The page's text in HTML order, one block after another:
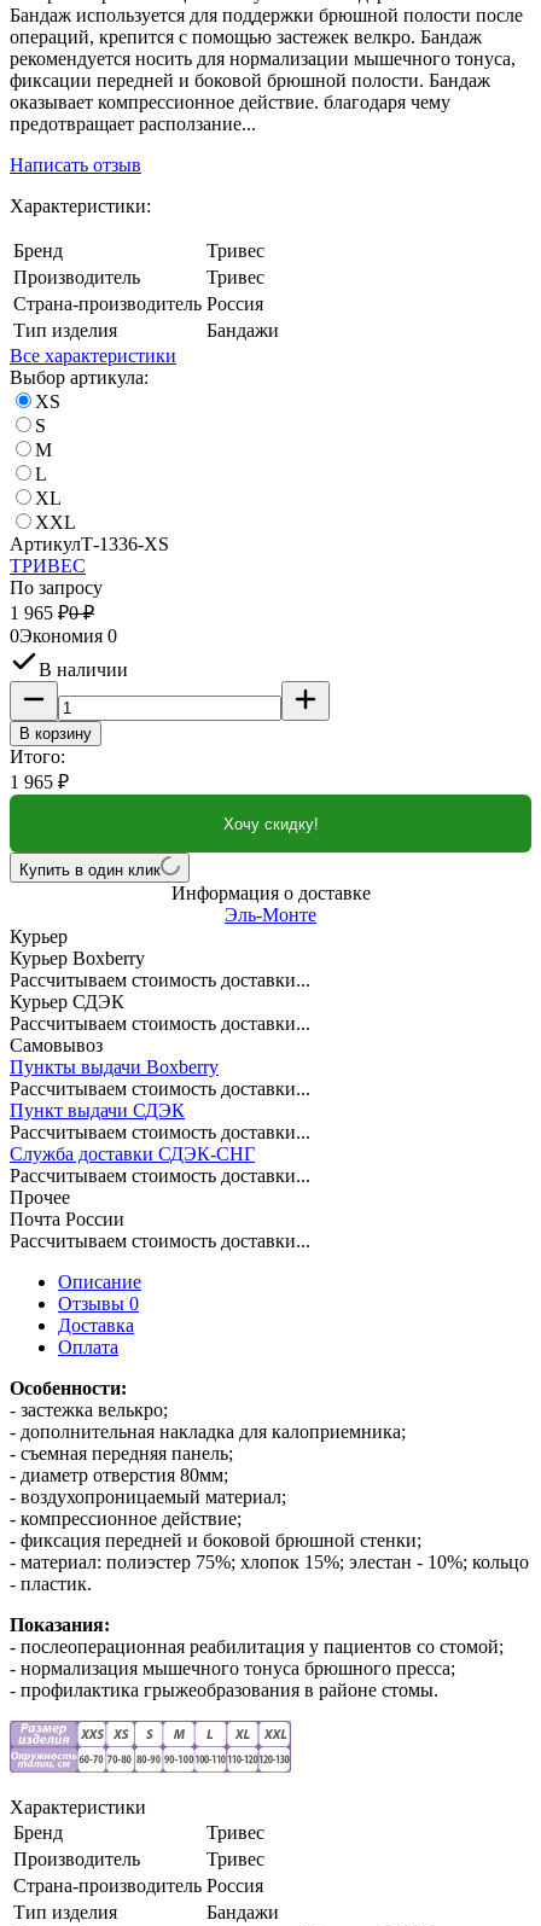
Бандаж используется для поддержки брюшной полости после
операций, крепится с помощью застежек велкро. Бандаж
рекомендуется носить для нормализации мышечного тонуса,
фиксации передней и боковой брюшной полости. Бандаж
оказывает компрессионное действие. благодаря чему
предотвращает расползание...
Написать отзыв
Характеристики:
Бренд
Тривес
Производитель
Тривес
Страна-производитель Россия
Тип изделия
Бандажи
Все характеристики
Выбор артикула:
XS
S
M
L
XL
XXL
АртикулТ-1336-XS
ТРИВЕС
По запросу
1 965 ₽0 ₽
0Экономия 0
В наличии
В корзину
Итого:
1 965 ₽
Хочу скидку!
Купить в один клик
Информация о доставке
Эль-Монте
Курьер
Курьер Boxberry
Рассчитываем стоимость доставки...
Курьер СДЭК
Рассчитываем стоимость доставки...
Самовывоз
Пункты выдачи Boxberry
Рассчитываем стоимость доставки...
Пункт выдачи СДЭК
Рассчитываем стоимость доставки...
Служба доставки СДЭК-СНГ
Рассчитываем стоимость доставки...
Прочее
Почта России
Рассчитываем стоимость доставки...
Описание
Отзывы 0
Доставка
Оплата
Особенности:
- застежка велькро;
- дополнительная накладка для калоприемника;
- съемная передняя панель;
- диаметр отверстия 80мм;
- воздухопроницаемый материал;
- компрессионное действие;
- фиксация передней и боковой брюшной стенки;
- материал: полиэстер 75%; хлопок 15%; элестан - 10%; кольцо
- пластик.
Показания:
- послеоперационная реабилитация у пациентов со стомой;
- нормализация мышечного тонуса брюшного пресса;
- профилактика грыжеобразования в районе стомы.
Характеристики
Бренд
Тривес
Производитель
Тривес
Страна-производитель Россия
Тип изделия
Бандажи